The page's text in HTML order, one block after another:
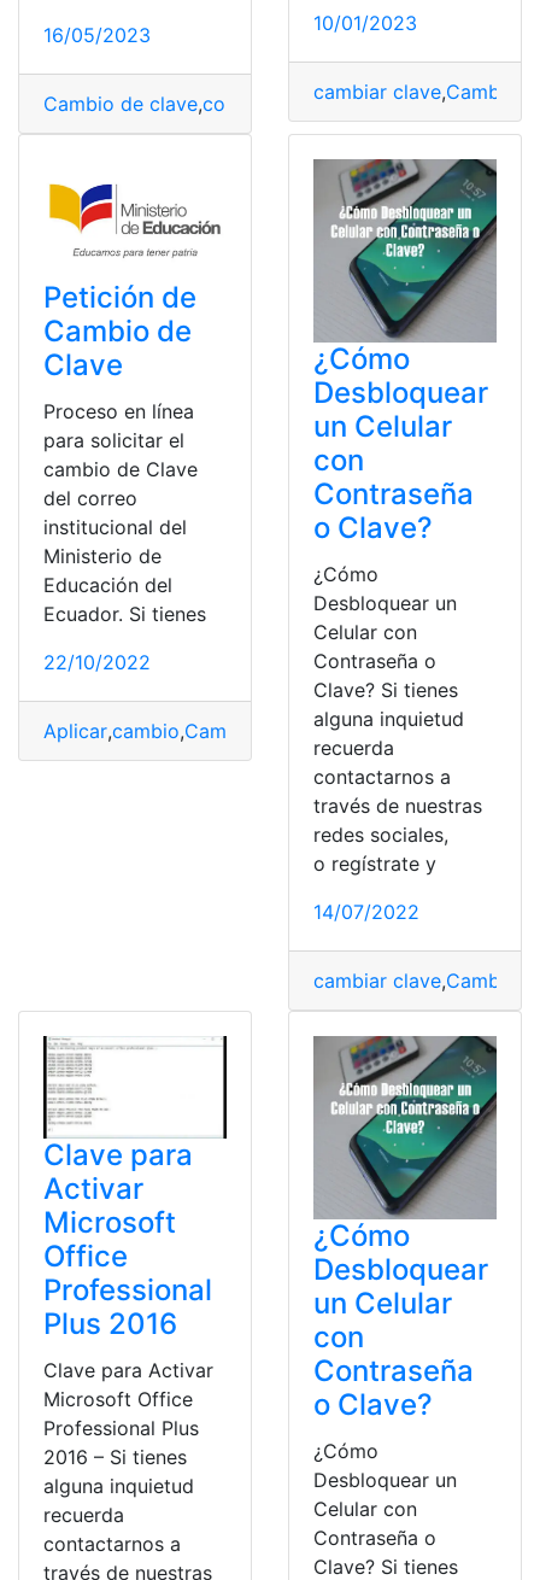
16/05/2023
Cambio de clave,consultar Ecuador,IESS,instituto de
10/01/2023
cambiar clave,Cambio
Petición de
Cambio de
Clave
Proceso en línea
para solicitar el
cambio de Clave
del correo
institucional del
Ministerio de
Educación del
Ecuador. Si tienes
22/10/2022
Aplicar,cambio,Cambio de clave,Ministerio de
¿Cómo
Desbloquear
un Celular
con
Contraseña
o Clave?
¿Cómo
Desbloquear un
Celular con
Contraseña o
Clave? Si tienes
alguna inquietud
recuerda
contactarnos a
través de nuestras
redes sociales,
o regístrate y
14/07/2022
cambiar clave,Cambio
Clave para
Activar
Microsoft
Office
Professional
Plus 2016
Clave para Activar
Microsoft Office
Professional Plus
2016 – Si tienes
alguna inquietud
recuerda
contactarnos a
través de nuestras
¿Cómo
Desbloquear
un Celular
con
Contraseña
o Clave?
¿Cómo
Desbloquear un
Celular con
Contraseña o
Clave? Si tienes